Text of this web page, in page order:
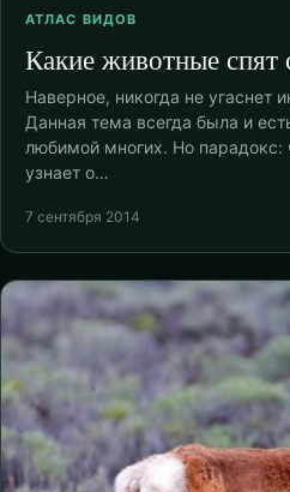
АТЛАС ВИДОВ
Какие животные спят
Наверное, никогда не угаснет
Данная тема всегда была и
любимой многих. Но парадокс:
узнает о…
7 сентября 2014